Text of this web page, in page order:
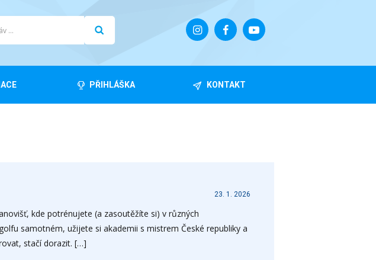
PŘIHLÁŠKA KONTAKT
23. 1. 2026
kde potrénujete (a zasoutěžíte si) v různých
samotném, užijete si akademii s mistrem České republiky a
stačí dorazit. […]